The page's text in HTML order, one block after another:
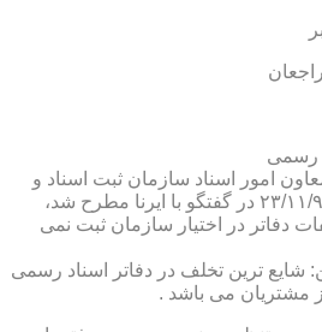
رسمی
امور اسناد سازمان ثبت اسناد و
املاک کشور که در مورخ ۲۳/۱۱/۹۱ در گفتگو با ایرنا مطرح شد،
دفاتر در اختیار سازمان ثبت نمی
شایع ترین تخلف در دفاتر اسناد رسمی
مشتریان می باشد .